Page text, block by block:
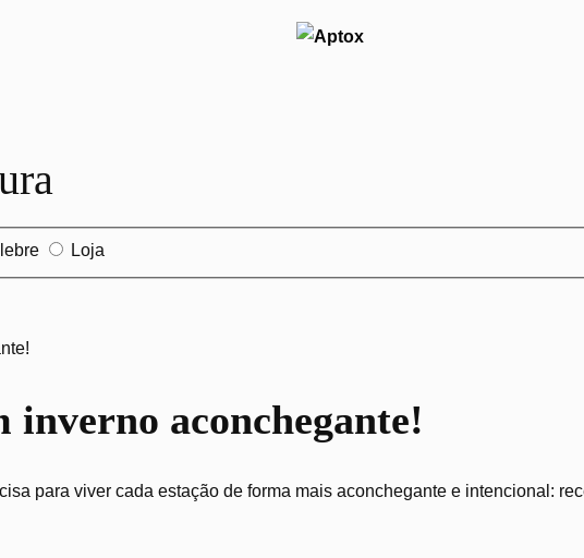
Loja
inverno aconchegante!
para viver cada estação de forma mais aconchegante e intencional: